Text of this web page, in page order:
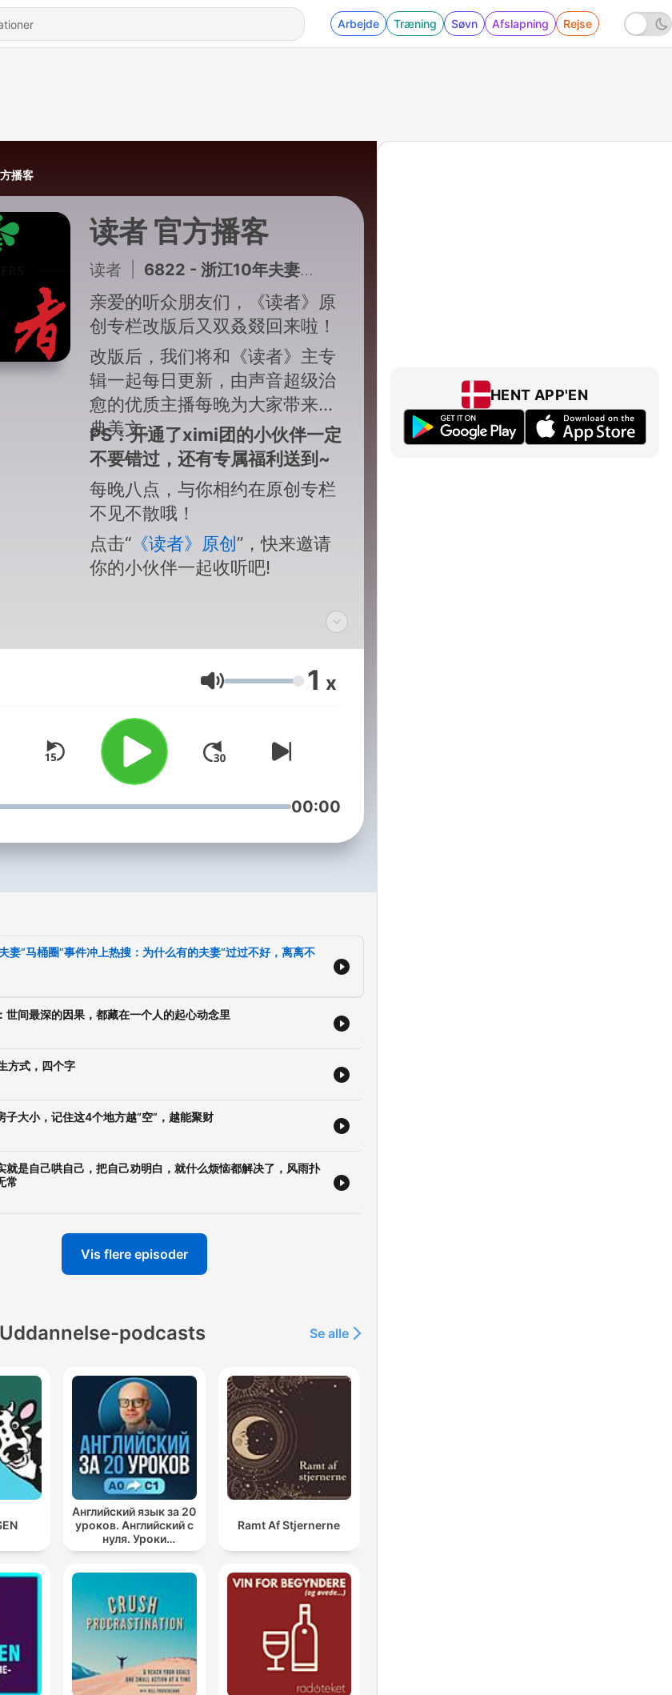
Arbejde Træning Søvn Afslapning Rejse
播客
读者 官方播客
读者 6822 - 浙江10年夫妻“马桶圈”事件冲上热搜：为什么有的夫妻“过过不好，离离不了”？
亲爱的听众朋友们，《读者》原
创专栏改版后又双叒叕回来啦！
改版后，我们将和《读者》主专
辑一起每日更新，由声音超级治
愈的优质主播每晚为大家带来经
典美文。
PS：开通了ximi团的小伙伴一定
不要错过，还有专属福利送到~
每晚八点，与你相约在原创专栏
不见不散哦！
点击“《读者》原创”，快来邀请
你的小伙伴一起收听吧!
Lydstyrke 1 x
00:00
妻“马桶圈”事件冲上热搜：为什么有的夫妻“过过不好，离离不
世间最深的因果，都藏在一个人的起心动念里
方式，四个字
子大小，记住这4个地方越“空”，越能聚财
就是自己哄自己，把自己劝明白，就什么烦恼都解决了，风雨扑
常
Vis flere episoder
podcasts Se alle
Английский язык за 20
уроков. Английский с
нуля. Уроки
английского яз
Ramt Af Stjernerne
HENT APP'EN